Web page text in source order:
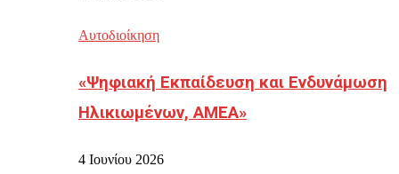
Αυτοδιοίκηση
«Ψηφιακή Εκπαίδευση και Ενδυνάμωση
Ηλικιωμένων, ΑΜΕΑ»
4 Ιουνίου 2026